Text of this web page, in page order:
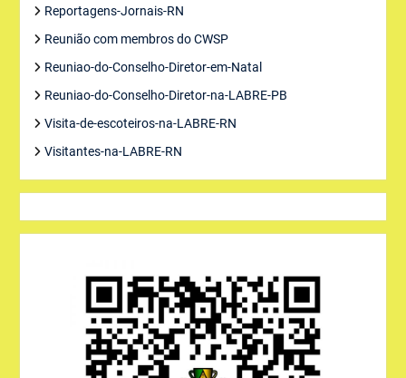
Reportagens-Jornais-RN
Reunião com membros do CWSP
Reuniao-do-Conselho-Diretor-em-Natal
Reuniao-do-Conselho-Diretor-na-LABRE-PB
Visita-de-escoteiros-na-LABRE-RN
Visitantes-na-LABRE-RN